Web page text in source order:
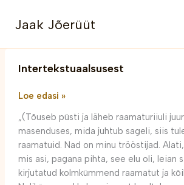
Jaak Jõerüüt
Intertekstuaalsusest
Loe edasi »
„(Tõuseb püsti ja läheb raamaturiiuli
masenduses, mida juhtub sageli, siis
raamatuid. Nad on minu trööstijad.
mis asi, pagana pihta, see elu oli, leian
kirjutatud kolmkümmend raamatut ja